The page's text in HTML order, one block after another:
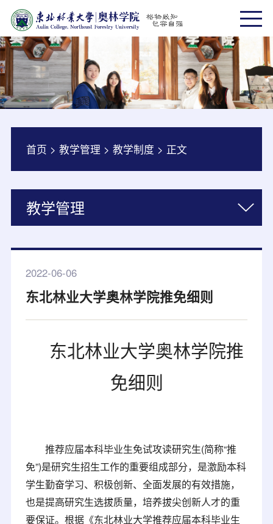
首页 >教学管理 >教学制度 > 正文
教学管理
2022-06-06
东北林业大学奥林学院推免细则
东北林业大学奥林学院推
免细则
推荐应届本科毕业生免试攻读研究生(简称“推
免”)是研究生招生工作的重要组成部分，是激励本科
学生勤奋学习、积极创新、全面发展的有效措施，
也是提高研究生选拔质量，培养拔尖创新人才的重
要保证。根据《东北林业大学推荐应届本科毕业生